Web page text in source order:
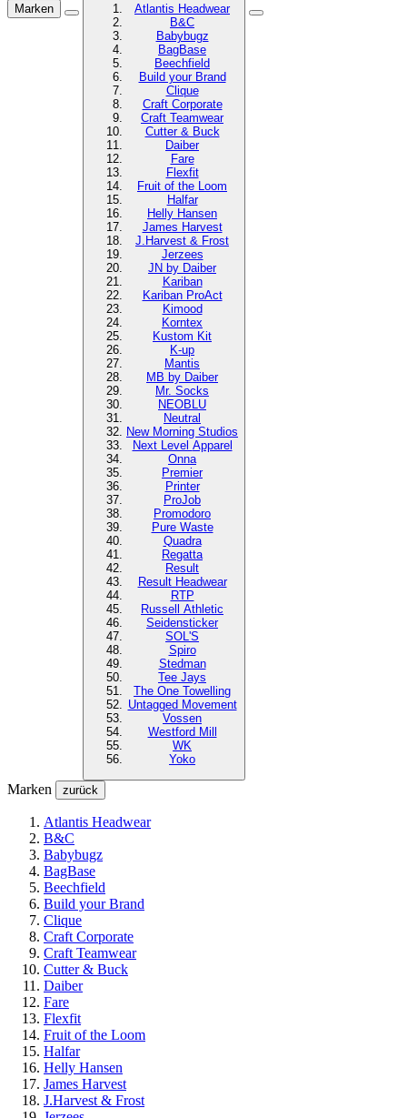
Marken
Atlantis Headwear
B&C
Babybugz
BagBase
Beechfield
Build your Brand
Clique
Craft Corporate
Craft Teamwear
Cutter & Buck
Daiber
Fare
Flexfit
Fruit of the Loom
Halfar
Helly Hansen
James Harvest
J.Harvest & Frost
Jerzees
JN by Daiber
Kariban
Kariban ProAct
Kimood
Korntex
Kustom Kit
K-up
Mantis
MB by Daiber
Mr. Socks
NEOBLU
Neutral
New Morning Studios
Next Level Apparel
Onna
Premier
Printer
ProJob
Promodoro
Pure Waste
Quadra
Regatta
Result
Result Headwear
RTP
Russell Athletic
Seidensticker
SOL'S
Spiro
Stedman
Tee Jays
The One Towelling
Untagged Movement
Vossen
Westford Mill
WK
Yoko
Marken zurück
Atlantis Headwear
B&C
Babybugz
BagBase
Beechfield
Build your Brand
Clique
Craft Corporate
Craft Teamwear
Cutter & Buck
Daiber
Fare
Flexfit
Fruit of the Loom
Halfar
Helly Hansen
James Harvest
J.Harvest & Frost